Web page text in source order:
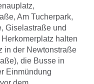
Am Tucherpark,
Giselastraße und
halten
in der Newtonstraße
die Busse in
Einmündung